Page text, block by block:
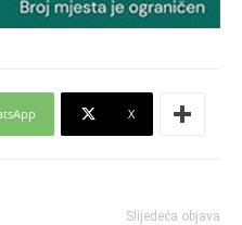
X
Slijedeća objava